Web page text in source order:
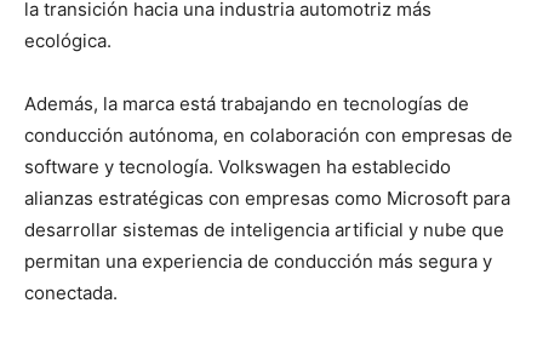
la transición hacia una industria automotriz más
ecológica.
Además, la marca está trabajando en tecnologías de
conducción autónoma, en colaboración con empresas de
software y tecnología. Volkswagen ha establecido
alianzas estratégicas con empresas como Microsoft para
desarrollar sistemas de inteligencia artificial y nube que
permitan una experiencia de conducción más segura y
conectada.